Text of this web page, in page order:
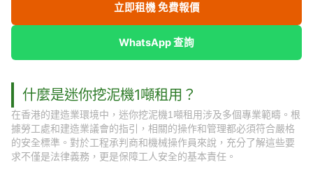
立即租機 免費報價
WhatsApp 查詢
什麼是迷你挖泥機1噸租用？
在香港的建造業環境中，迷你挖泥機1噸租用涉及多個專業範疇。根
據勞工處和建造業議會的指引，相關的操作和管理都必須符合嚴格
的安全標準。對於工程承判商和機械操作員來說，充分了解這些要
求不僅是法律義務，更是保障工人安全的基本責任。